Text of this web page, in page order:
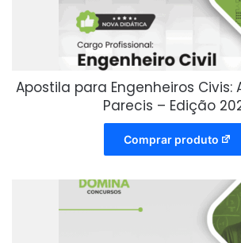
Apostila para Engenheiros Civis:
Parecis – Edição
Comprar produto